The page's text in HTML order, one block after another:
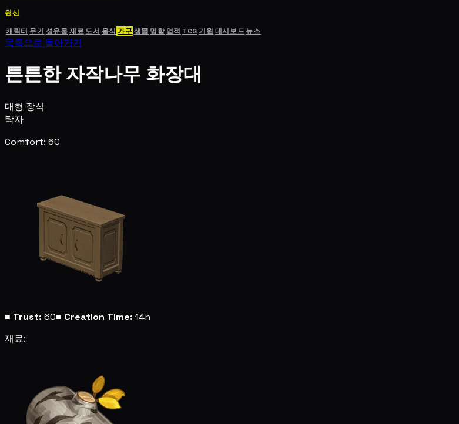
원신
캐릭터 무기 성유물재료도서 음식 가구생물 명함 업적 TCG기원 대시보드뉴스
목록으로 돌아가기
튼튼한 자작나무 화장대
대형 장식
탁자
Comfort: 60
■ Trust: 60■ Creation Time: 14h
재료: